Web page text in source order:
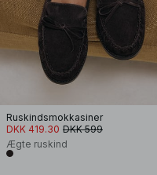
Ruskindsmokkasiner
DKK 419.30 DKK 599
Ægte ruskind